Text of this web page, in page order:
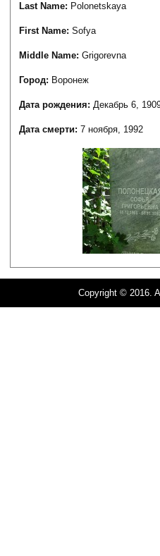
Last Name: Polonetskaya
First Name:Sofya
Middle Name:Grigorevna
Город: Воронеж
Дата рождения:Декабрь 6,
Дата смерти:7 ноября, 1992
Copyright © 2016.